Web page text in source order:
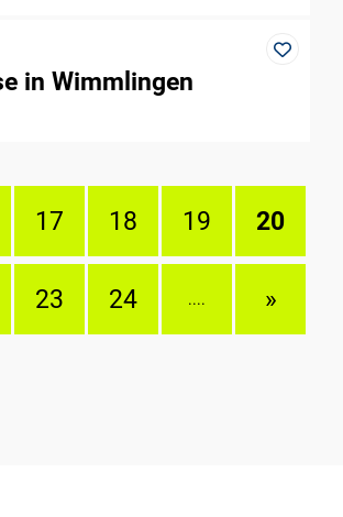
in Wimmlingen
17 18 19 20
23 24 .... »